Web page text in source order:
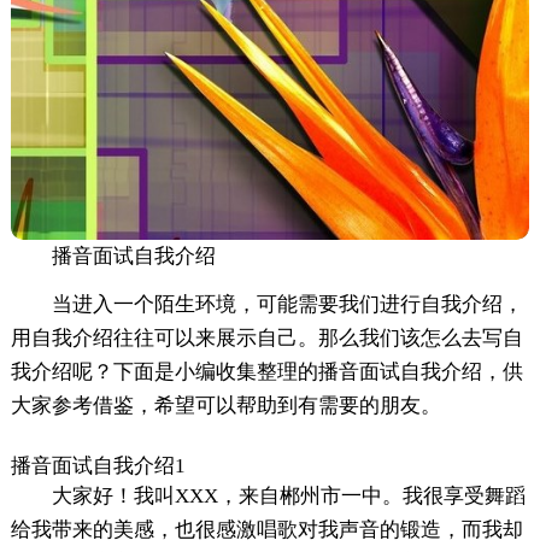
播音面试自我介绍
当进入一个陌生环境，可能需要我们进行自我介绍，
用自我介绍往往可以来展示自己。那么我们该怎么去写自
我介绍呢？下面是小编收集整理的播音面试自我介绍，供
大家参考借鉴，希望可以帮助到有需要的朋友。
播音面试自我介绍1
大家好！我叫XXX，来自郴州市一中。我很享受舞蹈
给我带来的美感，也很感激唱歌对我声音的锻造，而我却